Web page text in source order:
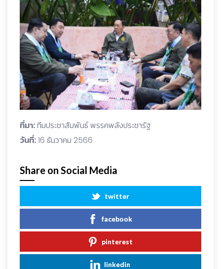
ที่มา:ทีมประชาสัมพันธ์ พรรคพลังประชารัฐ
วันที่:16 ธันวาคม 2566
Share on Social Media
twitter
facebook
pinterest
linkedin